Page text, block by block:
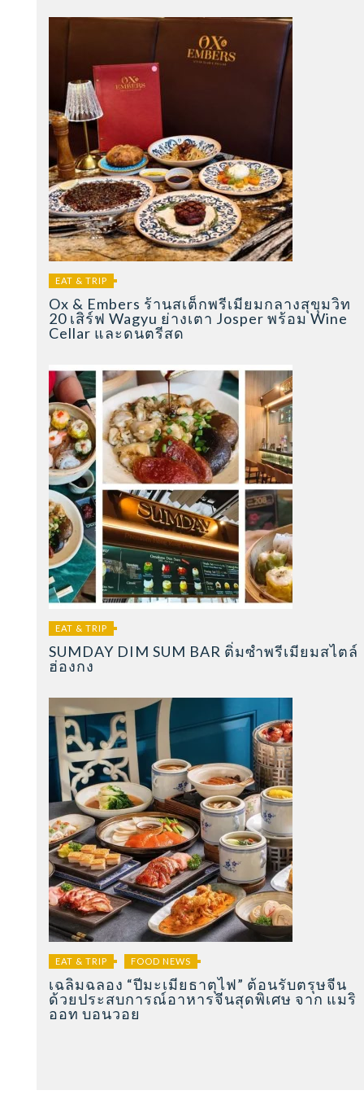
EAT & TRIP
Ox & Embers ร้านสเต็กพรีเมียมกลางสุขุมวิท
20 เสิร์ฟ Wagyu ย่างเตา Josper พร้อม Wine
Cellar และดนตรีสด
EAT & TRIP
SUMDAY DIM SUM BAR ติ่มซำพรีเมียมสไตล์
ฮ่องกง
EAT & TRIP FOOD NEWS
เฉลิมฉลอง “ปีมะเมียธาตุไฟ” ต้อนรับตรุษจีน
ด้วยประสบการณ์อาหารจีนสุดพิเศษ จาก แมริ
ออท บอนวอย